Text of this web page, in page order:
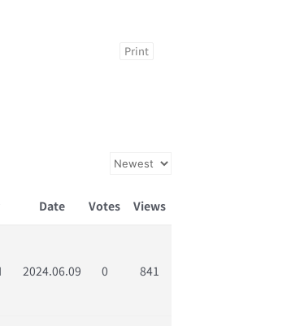
Print
Date Votes Views
2024.06.09 0 841